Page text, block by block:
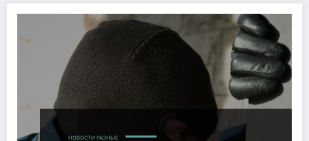
НОВОСТИ РАЗНЫЕ